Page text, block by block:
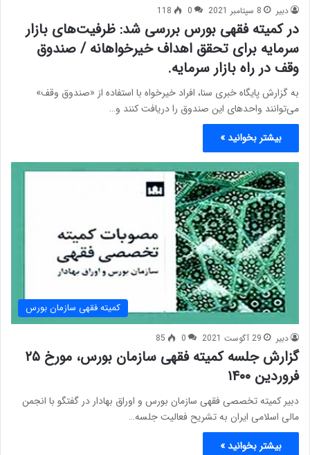
دبیر 8 سپتامبر 2021 0
118
در کمیته فقهی بورس بررسی شد: ظرفیت‌های بازار
سرمایه برای تحقق اهداف خیرخواهانه / صندوق
وقف در راه بازار سرمایه.
به گزارش پایگاه خبری سنا، افراد خیرخواه با استفاده از «صندوق وقف»
می‌توانند واحدهای این صندوق را دریافت کنند و…
بیشتر بخوانید »
کمیته فقهی سازمان بورس
دبیر 29 آگوست 2021 0
85
گزارش جلسه کمیته فقهی سازمان بورس، مورخ ۲۵
فروردین ۱۴۰۰
دبیر کمیته تخصصی فقهی سازمان بورس و اوراق بهادار در گفتگو با انجمن
مالی اسلامی ایران به تشریح فعالیت جلسه…
بیشتر بخوانید »